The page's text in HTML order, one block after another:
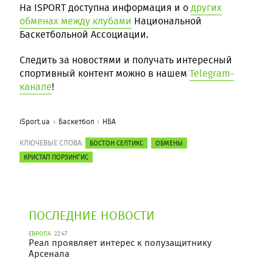
На ISPORT доступна информация и одругих
обменах между клубами Национальной
Баскетбольной Ассоциации.
Следить за новостями и получать интересный
спортивный контент можно в нашем Telegram-
канале!
iSport.ua Баскетбол НБА
КЛЮЧЕВЫЕ СЛОВА: БОСТОН СЕЛТИКС
ОБМЕНЫ
КРИСТАП ПОРЗИНГИС
ПОСЛЕДНИЕ НОВОСТИ
ЕВРОПА 22:47
Реал проявляет интерес к полузащитнику
Арсенала